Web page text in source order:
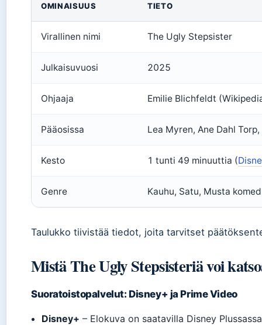
OMINAISUUS TIETO
Virallinen nimi The Ugly Stepsister
Julkaisuvuosi 2025
Ohjaaja Emilie Blichfeldt
Pääosissa Lea Myren, Ane Dahl
Kesto 1 tunti 49 minuuttia (
Genre Kauhu, Satu, Musta
Taulukko tiivistää tiedot, joita tarvitset
Mistä The Ugly Stepsisteriä voi
Suoratoistopalvelut: Disney+ ja Prime Video
Disney+ – Elokuva on saatavilla Disney